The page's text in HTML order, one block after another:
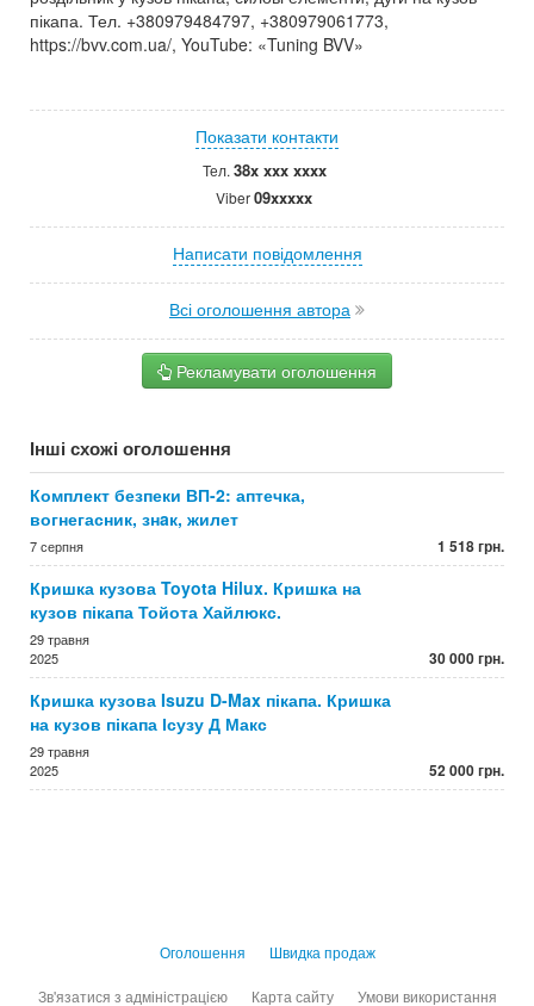
пікапа. Тел. +380979484797, +380979061773,
https://bvv.com.ua/, YouTube: «Tuning BVV»
Показати контакти
Тел. 38x xxx xxxx
Viber09xxxxx
Написати повідомлення
Всі оголошення автора
Рекламувати оголошення
Інші схожі оголошення
Комплект безпеки ВП-2: аптечка,
вогнегасник, знaк, жилет
7 серпня 1 518 грн.
Кришка кузова Toyota Hilux. Кришка на
кузов пікапа Тойота Хайлюкс.
29 травня
2025
30 000 грн.
Кришка кузова Isuzu D-Max пікапа. Кришка
на кузов пікапа Ісузу Д Макс
29 травня
2025
52 000 грн.
Оголошення Швидка продаж
Зв'язатися з адміністрацією Карта сайту Умови використання